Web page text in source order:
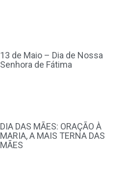
13 de Maio – Dia de Nossa
Senhora de Fátima
DIA DAS MÃES: ORAÇÃO À
MARIA, A MAIS TERNA DAS
MÃES